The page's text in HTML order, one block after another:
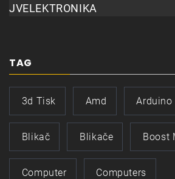
JVELEKTRONIKA
TAG
3d Tisk Amd Arduino
Blikač Blikače Boost
Computer Computers